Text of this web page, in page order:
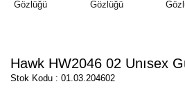
Hawk HW2046 02 Unısex
Stok Kodu : 01.03.204602